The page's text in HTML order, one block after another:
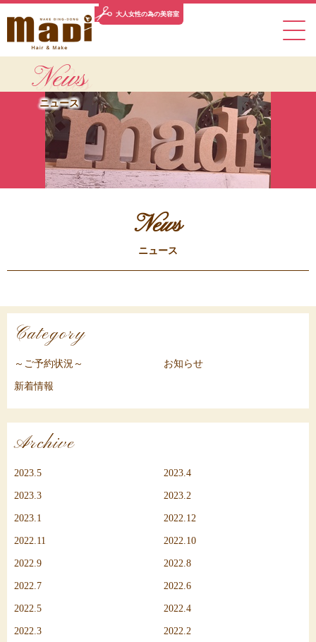
大人女性の為の美容室
TOP
トップ
CONCEPT
コンセプト メニュー スタイル
STAFF BLOG
ブログ
NEWS
ニュース
PRODUCT
取扱商品
PICK UP
ピックアップ
VOICE RECRUIT CONTACT
News
ニュース
News
ニュース
Category
～ご予約状況～ お知らせ
新着情報
Archive
2023.5 2023.4
2023.3 2023.2
2023.1 2022.12
2022.11 2022.10
2022.9 2022.8
2022.7 2022.6
2022.5 2022.4
2022.3 2022.2